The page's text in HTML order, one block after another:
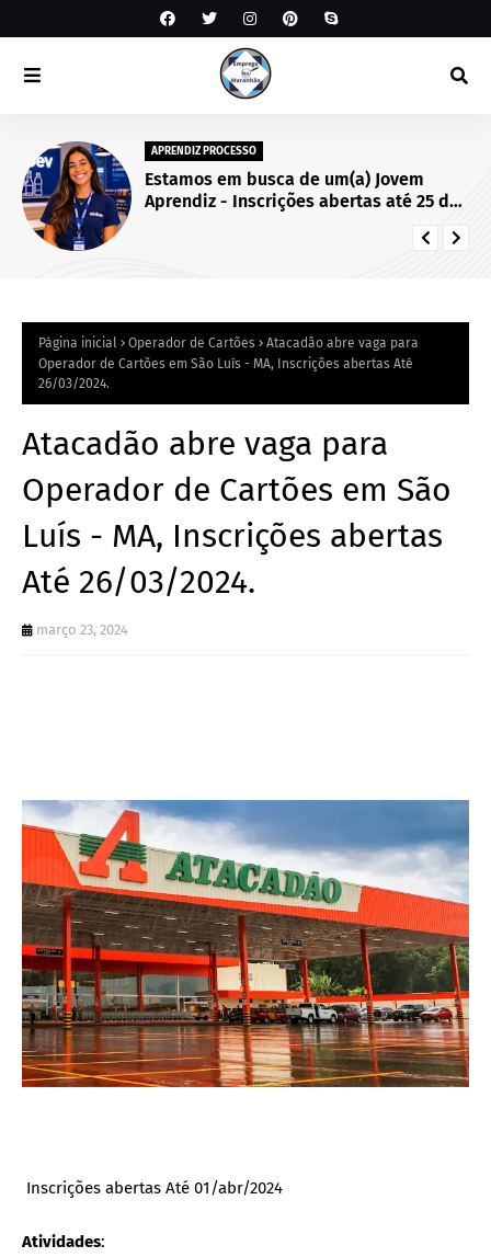
APRENDIZ PROCESSO
Estamos em busca de um(a) Jovem
Aprendiz - Inscrições abertas até 25 de
Página inicial Operador de Cartões
Atacadão abre vaga para
Operador de Cartões em São Luís - MA, Inscrições abertas Até
26/03/2024.
Atacadão abre vaga para
Operador de Cartões em São
Luís - MA, Inscrições abertas
Até 26/03/2024.
março 23, 2024
Inscrições abertas Até 01/abr/2024
Atividades: